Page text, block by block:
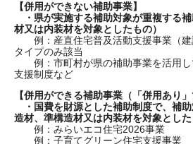
【併用ができない補助事業】
・県が実施する補助対象が重複する
材又は内装材を対象としたもの）
例：産直住宅普及活動支援事業（
タイプのみ該当
例：市町村が県の補助事業を活用し
支援制度など
【併用ができる補助事業（「併用あり」
・国費を財源とした補助制度で、補
造材、準構造材又は内装材を対象とした
例：みらいエコ住宅2026事業
例：子育てグリーン住宅支援事業